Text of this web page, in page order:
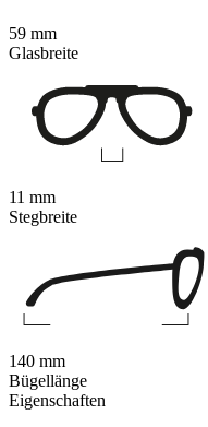
Eigenschaften
59 mm
Glasbreite
11 mm
Stegbreite
140 mm
Bügellänge